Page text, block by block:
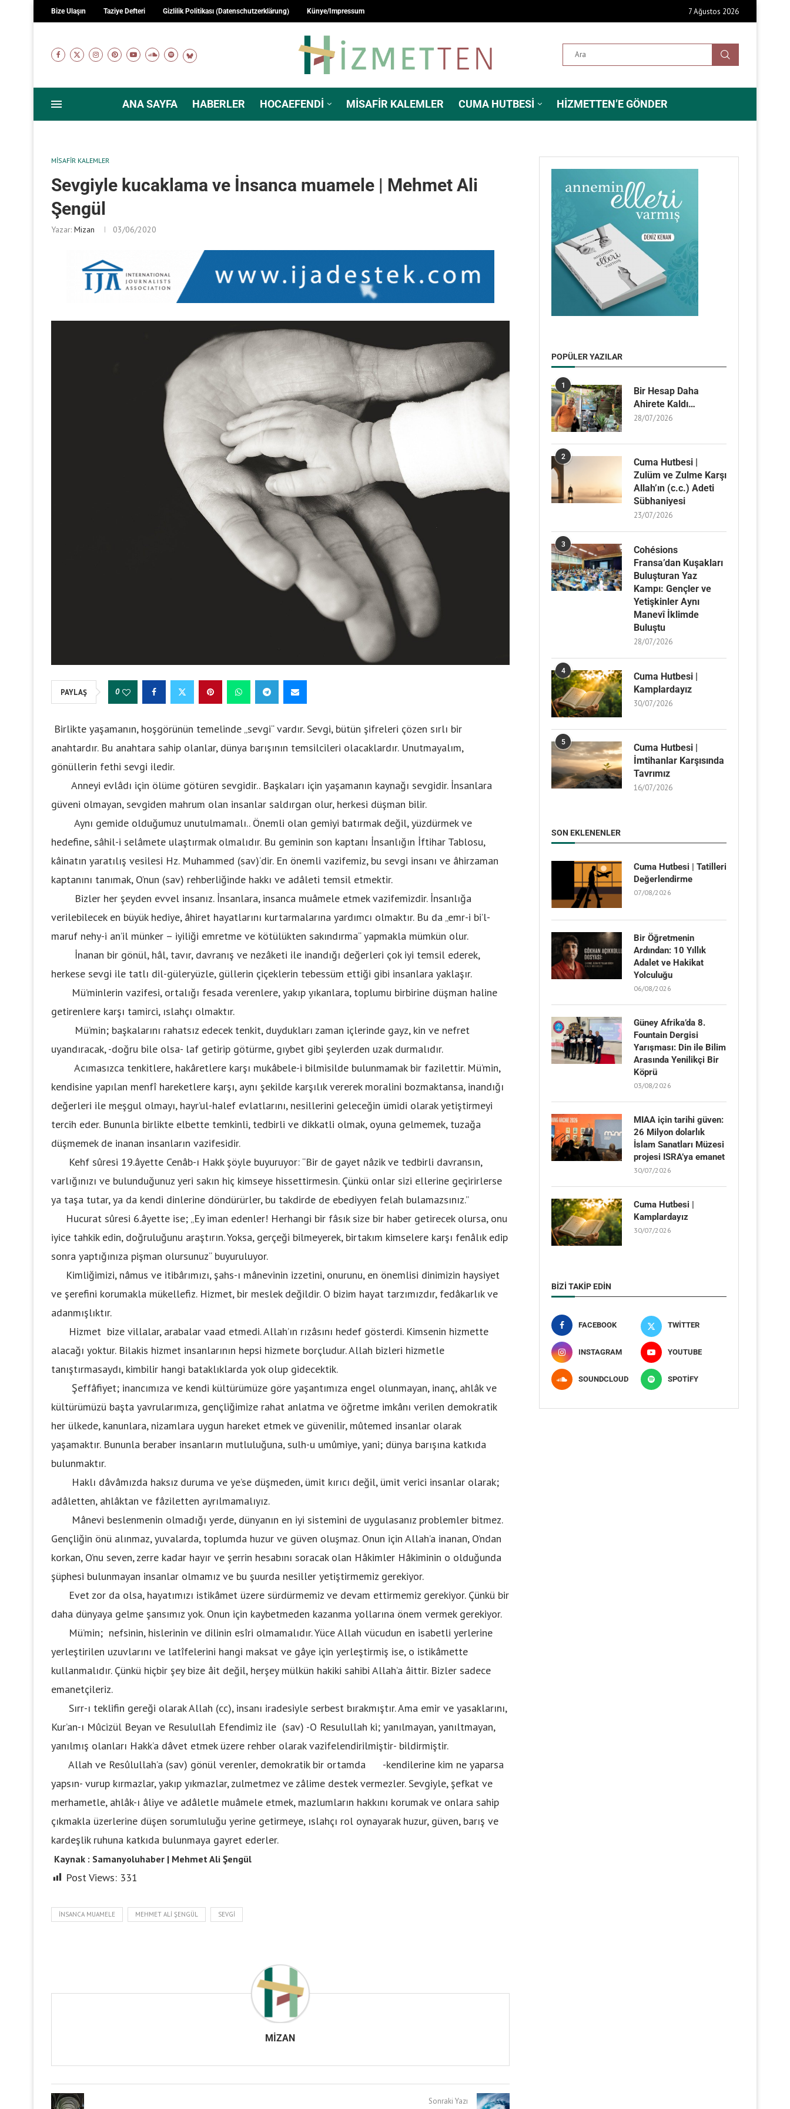
Bize Ulaşın Taziye Defteri Gizlilik Politikası (Datenschutzerklärung) Künye/Impressum 7 Ağustos 2026
ANA SAYFA HABERLER HOCAEFENDI MISAFIR KALEMLER CUMA HUTBESI HIZMETTEN’E GÖNDER
MISAFIR KALEMLER
Sevgiyle kucaklama ve İnsanca muamele | Mehmet Ali
Şengül
Yazar: Mizan 03/06/2020
PAYLAŞ 0
Birlikte yaşamanın, hoşgörünün temelinde „sevgi“ vardır. Sevgi, bütün şifreleri çözen sırlı bir
anahtardır. Bu anahtara sahip olanlar, dünya barışının temsilcileri olacaklardır. Unutmayalım,
gönüllerin fethi sevgi iledir.
Anneyi evlâdı için ölüme götüren sevgidir.. Başkaları için yaşamanın kaynağı sevgidir. İnsanlara
güveni olmayan, sevgiden mahrum olan insanlar saldırgan olur, herkesi düşman bilir.
Aynı gemide olduğumuz unutulmamalı.. Önemli olan gemiyi batırmak değil, yüzdürmek ve
hedefine, sâhil-i selâmete ulaştırmak olmalıdır. Bu geminin son kaptanı İnsanlığın İftihar Tablosu,
kâinatın yaratılış vesilesi Hz. Muhammed (sav)‘dir. En önemli vazifemiz, bu sevgi insanı ve âhirzaman
kaptanını tanımak, O’nun (sav) rehberliğinde hakkı ve adâleti temsil etmektir.
Bizler her şeyden evvel insanız. İnsanlara, insanca muâmele etmek vazifemizdir. İnsanlığa
verilebilecek en büyük hediye, âhiret hayatlarını kurtarmalarına yardımcı olmaktır. Bu da „emr-i bi’l-
maruf nehy-i an’il münker – iyiliği emretme ve kötülükten sakındırma“ yapmakla mümkün olur.
İnanan bir gönül, hâl, tavır, davranış ve nezâketi ile inandığı değerleri çok iyi temsil ederek,
herkese sevgi ile tatlı dil-güleryüzle, güllerin çiçeklerin tebessüm ettiği gibi insanlara yaklaşır.
Mü’minlerin vazifesi, ortalığı fesada verenlere, yakıp yıkanlara, toplumu birbirine düşman haline
getirenlere karşı tamirci, ıslahçı olmaktır.
Mü’min; başkalarını rahatsız edecek tenkit, duydukları zaman içlerinde gayz, kin ve nefret
uyandıracak, -doğru bile olsa- laf getirip götürme, gıybet gibi şeylerden uzak durmalıdır.
Acımasızca tenkitlere, hakâretlere karşı mukâbele-i bilmisilde bulunmamak bir fazilettir. Mü’min,
kendisine yapılan menfî hareketlere karşı, aynı şekilde karşılık vererek moralini bozmaktansa, inandığı
değerleri ile meşgul olmayı, hayr’ul-halef evlatlarını, nesillerini geleceğin ümidi olarak yetiştirmeyi
tercih eder. Bununla birlikte elbette temkinli, tedbirli ve dikkatli olmak, oyuna gelmemek, tuzağa
düşmemek de inanan insanların vazifesidir.
Kehf sûresi 19.âyette Cenâb-ı Hakk şöyle buyuruyor: “Bir de gayet nâzik ve tedbirli davransın,
varlığınızı ve bulunduğunuz yeri sakın hiç kimseye hissettirmesin. Çünkü onlar sizi ellerine geçirirlerse
ya taşa tutar, ya da kendi dinlerine döndürürler, bu takdirde de ebediyyen felah bulamazsınız.”
Hucurat sûresi 6.âyette ise; „Ey iman edenler! Herhangi bir fâsık size bir haber getirecek olursa, onu
iyice tahkik edin, doğruluğunu araştırın. Yoksa, gerçeği bilmeyerek, birtakım kimselere karşı fenâlık edip
sonra yaptığınıza pişman olursunuz“ buyuruluyor.
Kimliğimizi, nâmus ve itibârımızı, şahs-ı mânevinin izzetini, onurunu, en önemlisi dinimizin haysiyet
ve şerefini korumakla mükellefiz. Hizmet, bir meslek değildir. O bizim hayat tarzımızdır, fedâkarlık ve
adanmışlıktır.
Hizmet bize villalar, arabalar vaad etmedi. Allah’ın rızâsını hedef gösterdi. Kimsenin hizmette
alacağı yoktur. Bilakis hizmet insanlarının hepsi hizmete borçludur. Allah bizleri hizmetle
tanıştırmasaydı, kimbilir hangi bataklıklarda yok olup gidecektik.
Şeffâfiyet; inancımıza ve kendi kültürümüze göre yaşantımıza engel olunmayan, inanç, ahlâk ve
kültürümüzü başta yavrularımıza, gençliğimize rahat anlatma ve öğretme imkânı verilen demokratik
her ülkede, kanunlara, nizamlara uygun hareket etmek ve güvenilir, mûtemed insanlar olarak
yaşamaktır. Bununla beraber insanların mutluluğuna, sulh-u umûmiye, yani; dünya barışına katkıda
bulunmaktır.
Haklı dâvâmızda haksız duruma ve ye’se düşmeden, ümit kırıcı değil, ümit verici insanlar olarak;
adâletten, ahlâktan ve fâziletten ayrılmamalıyız.
Mânevi beslenmenin olmadığı yerde, dünyanın en iyi sistemini de uygulasanız problemler bitmez.
Gençliğin önü alınmaz, yuvalarda, toplumda huzur ve güven oluşmaz. Onun için Allah’a inanan, O’ndan
korkan, O’nu seven, zerre kadar hayır ve şerrin hesabını soracak olan Hâkimler Hâkiminin o olduğunda
şüphesi bulunmayan insanlar olmamız ve bu şuurda nesiller yetiştirmemiz gerekiyor.
Evet zor da olsa, hayatımızı istikâmet üzere sürdürmemiz ve devam ettirmemiz gerekiyor. Çünkü bir
daha dünyaya gelme şansımız yok. Onun için kaybetmeden kazanma yollarına önem vermek gerekiyor.
Mü’min; nefsinin, hislerinin ve dilinin esîri olmamalıdır. Yüce Allah vücudun en isabetli yerlerine
yerleştirilen uzuvlarını ve latîfelerini hangi maksat ve gâye için yerleştirmiş ise, o istikâmette
kullanmalıdır. Çünkü hiçbir şey bize âit değil, herşey mülkün hakiki sahibi Allah’a âittir. Bizler sadece
emanetçileriz.
Sırr-ı teklifin gereği olarak Allah (cc), insanı iradesiyle serbest bırakmıştır. Ama emir ve yasaklarını,
Kur’an-ı Mûcizül Beyan ve Resulullah Efendimiz ile (sav) -O Resulullah ki; yanılmayan, yanıltmayan,
yanılmış olanları Hakk’a dâvet etmek üzere rehber olarak vazifelendirilmiştir- bildirmiştir.
Allah ve Resûlullah’a (sav) gönül verenler, demokratik bir ortamda -kendilerine kim ne yaparsa
yapsın- vurup kırmazlar, yakıp yıkmazlar, zulmetmez ve zâlime destek vermezler. Sevgiyle, şefkat ve
merhametle, ahlâk-ı âliye ve adâletle muâmele etmek, mazlumların hakkını korumak ve onlara sahip
çıkmakla üzerlerine düşen sorumluluğu yerine getirmeye, ıslahçı rol oynayarak huzur, güven, barış ve
kardeşlik ruhuna katkıda bulunmaya gayret ederler.
Kaynak : Samanyoluhaber | Mehmet Ali Şengül
Post Views: 331
İNSANCA MUAMELE MEHMET ALI ŞENGÜL SEVGI
MIZAN
Sonraki Yazı
POPÜLER YAZILAR
1
Bir Hesap Daha
Ahirete Kaldı…
28/07/2026
2
Cuma Hutbesi |
Zulüm ve Zulme Karşı
Allah’ın (c.c.) Adeti
Sübhaniyesi
23/07/2026
3
Cohésions
Fransa’dan Kuşakları
Buluşturan Yaz
Kampı: Gençler ve
Yetişkinler Aynı
Manevî İklimde
Buluştu
28/07/2026
4
Cuma Hutbesi |
Kamplardayız
30/07/2026
5
Cuma Hutbesi |
İmtihanlar Karşısında
Tavrımız
16/07/2026
SON EKLENENLER
Cuma Hutbesi | Tatilleri
Değerlendirme
07/08/2026
Bir Öğretmenin
Ardından: 10 Yıllık
Adalet ve Hakikat
Yolculuğu
06/08/2026
Güney Afrika’da 8.
Fountain Dergisi
Yarışması: Din ile Bilim
Arasında Yenilikçi Bir
Köprü
03/08/2026
MIAA için tarihi güven:
26 Milyon dolarlık
İslam Sanatları Müzesi
projesi ISRA’ya emanet
30/07/2026
Cuma Hutbesi |
Kamplardayız
30/07/2026
BIZI TAKIP EDIN
FACEBOOK TWITTER
INSTAGRAM YOUTUBE
SOUNDCLOUD SPOTIFY